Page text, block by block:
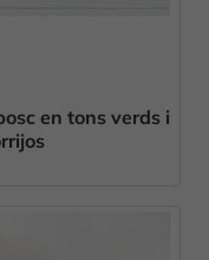
en tons verds i